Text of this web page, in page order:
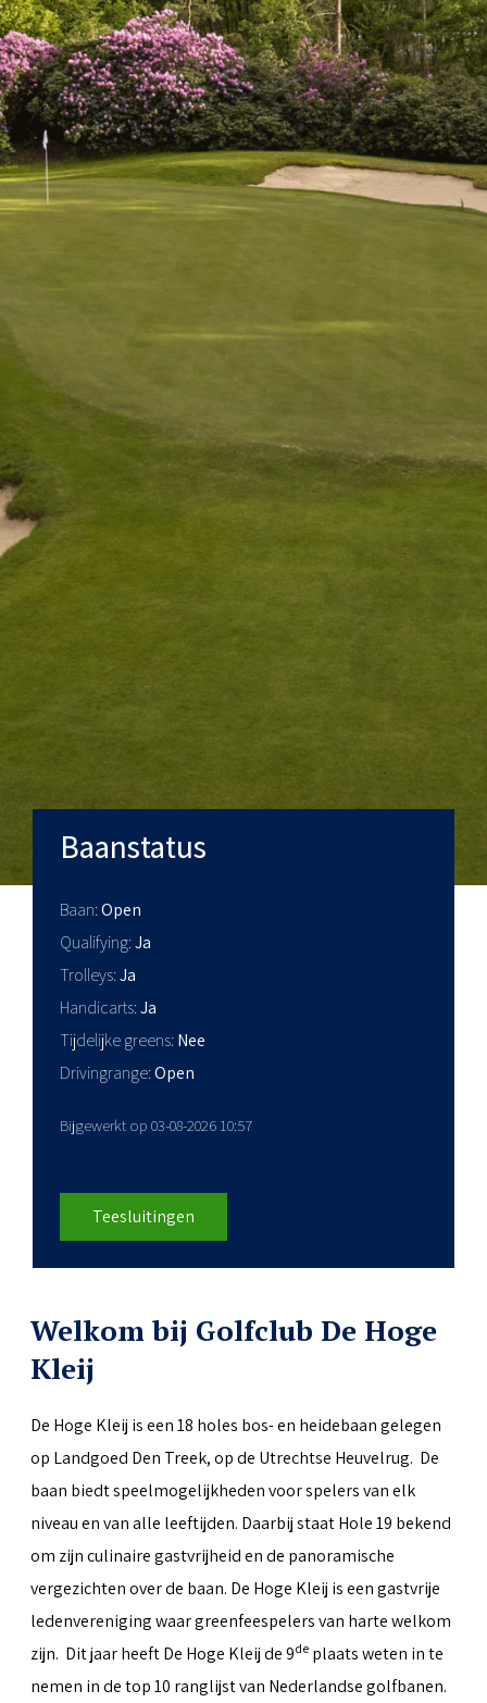
Baanstatus
Baan Open
Qualifying Ja
Trolleys Ja
Handicarts Ja
Tijdelijke greens Nee
Drivingrange Open
Bijgewerkt op 03-08-2026 10:57
Teesluitingen
Welkom bij Golfclub De Hoge
Kleij
De Hoge Kleij is een 18 holes bos- en heidebaan gelegen
op Landgoed Den Treek, op de Utrechtse Heuvelrug. De
baan biedt speelmogelijkheden voor spelers van elk
niveau en van alle leeftijden. Daarbij staat Hole 19 bekend
om zijn culinaire gastvrijheid en de panoramische
vergezichten over de baan. De Hoge Kleij is een gastvrije
ledenvereniging waar greenfeespelers van harte welkom
zijn. Dit jaar heeft De Hoge Kleij de 9de plaats weten in te
nemen in de top 10 ranglijst van Nederlandse golfbanen.